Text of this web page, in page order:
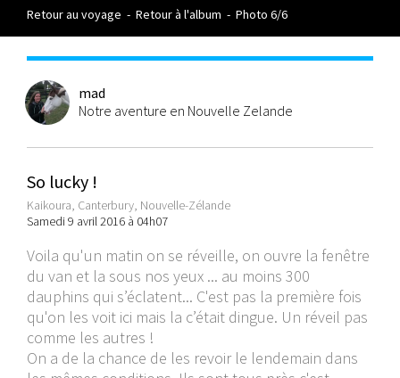
Retour au voyage - Retour à l'album - Photo 6/6
mad
Notre aventure en Nouvelle Zelande
So lucky !
Kaikoura, Canterbury, Nouvelle-Zélande
Samedi 9 avril 2016 à 04h07
Voila qu'un matin on se réveille, on ouvre la fenêtre
du van et la sous nos yeux ... au moins 300
dauphins qui s’éclatent... C'est pas la première fois
qu'on les voit ici mais la c’était dingue. Un réveil pas
comme les autres !
On a de la chance de les revoir le lendemain dans